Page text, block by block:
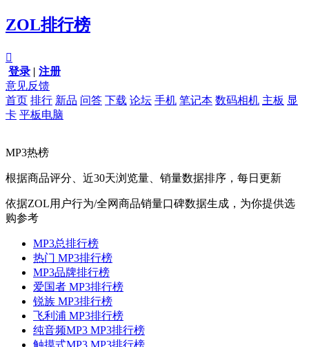
ZOL排行榜

登录 | 注册
意见反馈
首页 排行 新品 问答 下载 论坛 手机 笔记本 数码相机 主板 显
卡 平板电脑
MP3热榜
根据商品评分、近30天浏览量、销量数据排序，每日更新
依据ZOL用户行为/全网商品销量口碑数据生成，为你提供选
购参考
MP3总排行榜
热门 MP3排行榜
MP3品牌排行榜
爱国者 MP3排行榜
锐族 MP3排行榜
飞利浦 MP3排行榜
纯音频MP3 MP3排行榜
触摸式MP3 MP3排行榜